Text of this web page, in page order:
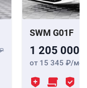
SWM G01F
1 205 000
от 15 345 /мес